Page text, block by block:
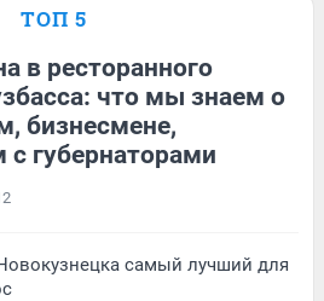
ТОП 5
в ресторанного
что мы знаем о
бизнесмене,
губернаторами
самый лучший для